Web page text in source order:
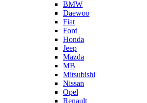
BMW
Daewoo
Fiat
Ford
Honda
Jeep
Mazda
MB
Mitsubishi
Nissan
Opel
Renault